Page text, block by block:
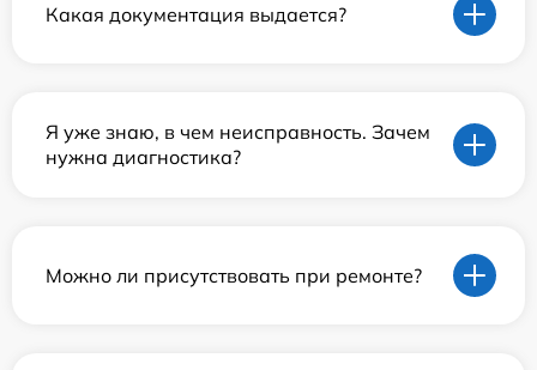
Какая документация выдается?
Я уже знаю, в чем неисправность. Зачем
нужна диагностика?
Можно ли присутствовать при ремонте?